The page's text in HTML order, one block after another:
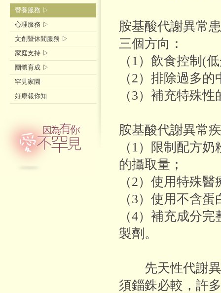
胺基酸代謝異常
三個方向：
（1）飲食控制(
（2）排除過多
（3）補充特殊
胺基酸代謝異常
（1）限制配方
的攝取量；
（2）使用特殊
（3）使用不含
（4）補充成分
製劑。
先天性代謝異
須錙銖必較，許
營養服務 ▷
心理服務 ▷
文創暨休閒服務 ▷
家庭支持 ▷
團體育成 ▷
罕見家園
好康報你知